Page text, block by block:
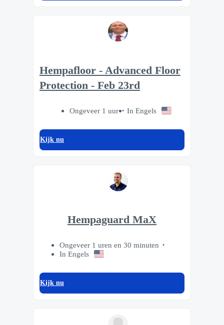
Hempafloor - Advanced Floor
Protection - Feb 23rd
Ongeveer 1 uur In Engels
Kijk nu
Hempaguard MaX
Ongeveer 1 uren en 30 minuten
In Engels
Kijk nu